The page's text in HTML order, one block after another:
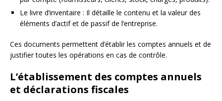
Le livre d’inventaire : Il détaille le contenu et la valeur des
éléments d’actif et de passif de l’entreprise.
Ces documents permettent d’établir les comptes annuels et de
justifier toutes les opérations en cas de contrôle.
L’établissement des comptes annuels
et déclarations fiscales